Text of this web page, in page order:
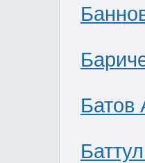
Батов